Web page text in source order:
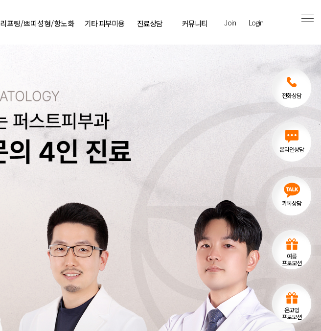
리프팅/쁘띠성형/항노화 기타 피부미용 진료상담 커뮤니티 Join Login
카톡상담
온라인상담
전화상담
여름
프로모션
온고잉
프로모션